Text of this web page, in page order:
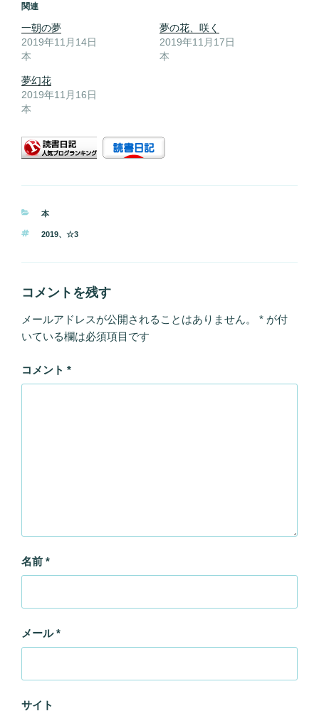
関連
一朝の夢
2019年11月14日
本
夢の花、咲く
2019年11月17日
本
夢幻花
2019年11月16日
本
カ
ゴ
ー
本
タ
2019、 ☆3
コメントを残す
メールアドレスが公開されることはありません。 * が付
いている欄は必須項目です
コメント *
名前 *
メール*
サイト